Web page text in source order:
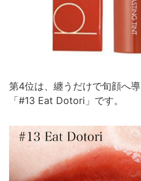
第4位は、纏うだけで旬顔へ
「#13 Eat Dotori」です。